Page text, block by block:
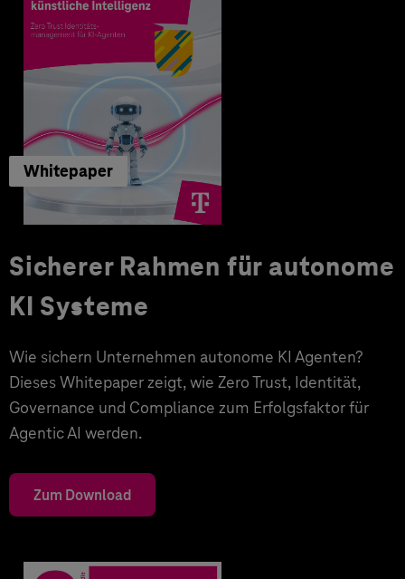
Whitepaper
Sicherer Rahmen für autonome
KI Systeme
Wie sichern Unternehmen autonome KI Agenten?
Dieses Whitepaper zeigt, wie Zero Trust, Identität,
Governance und Compliance zum Erfolgsfaktor für
Agentic AI werden.
Zum Download